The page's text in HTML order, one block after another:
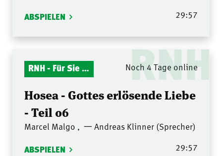
ABSPIELEN 29:57
RNH
RNH - Für Sie gelesen Noch 4 Tage online
Hosea - Gottes erlösende Liebe
- Teil 06
Marcel Malgo , 一 Andreas Klinner (Sprecher)
ABSPIELEN 29:57